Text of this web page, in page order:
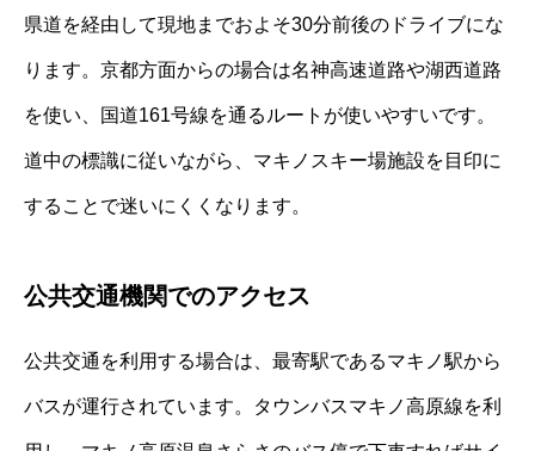
県道を経由して現地までおよそ30分前後のドライブにな
ります。京都方面からの場合は名神高速道路や湖西道路
を使い、国道161号線を通るルートが使いやすいです。
道中の標識に従いながら、マキノスキー場施設を目印に
することで迷いにくくなります。
公共交通機関でのアクセス
公共交通を利用する場合は、最寄駅であるマキノ駅から
バスが運行されています。タウンバスマキノ高原線を利